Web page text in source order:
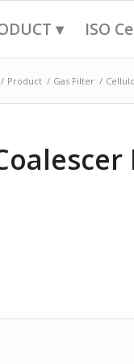
▾ ISO
/ Product / Gas Filter /